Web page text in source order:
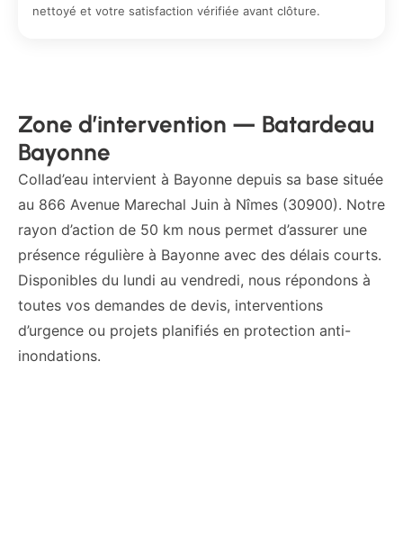
nettoyé et votre satisfaction vérifiée avant clôture.
Zone d’intervention — Batardeau
Bayonne
Collad’eau intervient à Bayonne depuis sa base située
au 866 Avenue Marechal Juin à Nîmes (30900). Notre
rayon d’action de 50 km nous permet d’assurer une
présence régulière à Bayonne avec des délais courts.
Disponibles du lundi au vendredi, nous répondons à
toutes vos demandes de devis, interventions
d’urgence ou projets planifiés en protection anti-
inondations.